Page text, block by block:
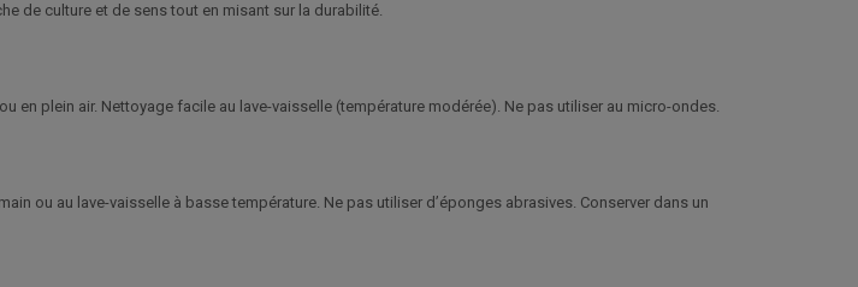
de culture et de sens tout en misant sur la durabilité.
plein air. Nettoyage facile au lave-vaisselle (température modérée). Ne pas utiliser au micro-ondes.
ou au lave-vaisselle à basse température. Ne pas utiliser d’éponges abrasives. Conserver dans un